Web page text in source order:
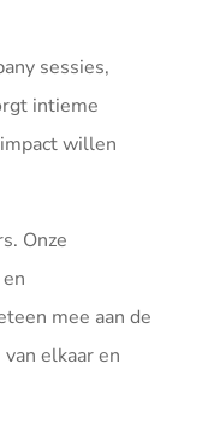
sessies,
intieme
willen
Onze
mee aan de
elkaar en